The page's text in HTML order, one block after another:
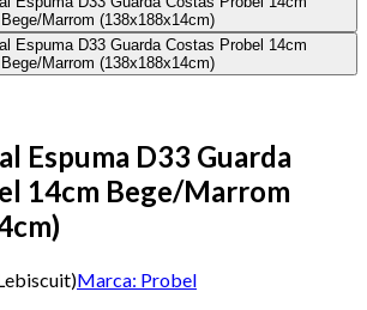
Espuma D33 Guarda
14cm Bege/Marrom
)Marca: Probel